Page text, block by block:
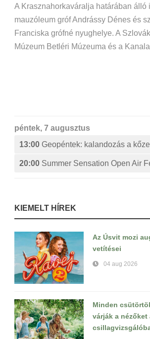
A Krasznahorkaváralja határában álló
mauzóleum gróf Andrássy Dénes és
Franciska grófné nyughelye. A
Múzeum Betléri Múzeuma és a
péntek, 7 augusztus
13:00 Geopéntek: kalandozás a
20:00 Summer Sensation Open Air
KIEMELT HÍREK
Az Úsvit mozi
vetítései
04 aug 2026
Minden
várják a nézőket